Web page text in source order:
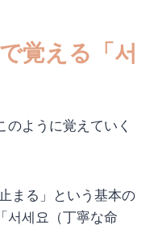
覚える「서
のように覚えていく
まる」という基本の
서세요（丁寧な命